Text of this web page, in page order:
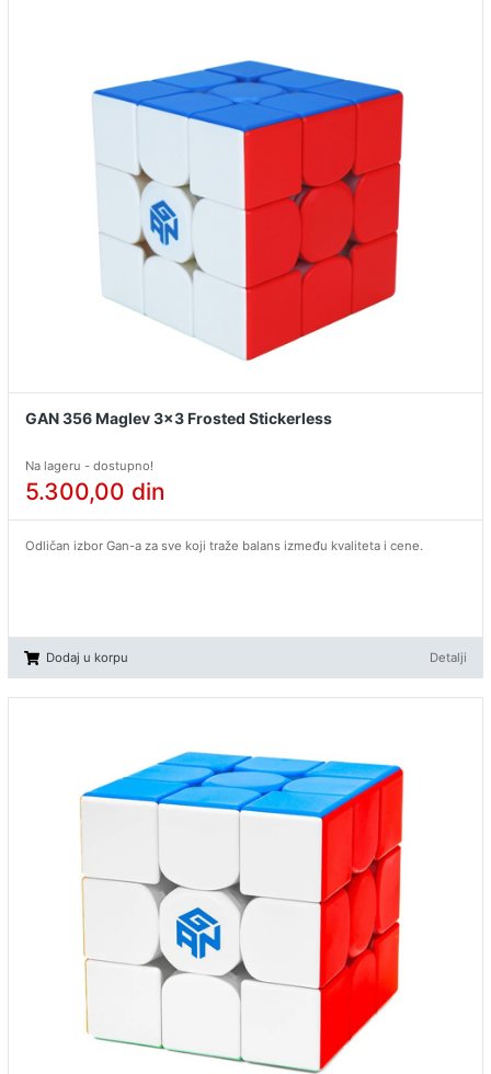
GAN 356 Maglev 3x3 Frosted Stickerless
Na lageru - dostupno!
5.300,00 din
Odličan izbor Gan-a za sve koji traže balans između kvaliteta i cene.
Dodaj u korpu Detalji